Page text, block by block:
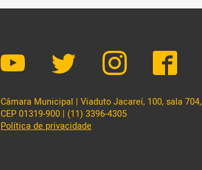
Câmara Municipal | Viaduto Jacareí, 100, sala
CEP 01319-900 | (11) 3396-4305
Política de privacidade